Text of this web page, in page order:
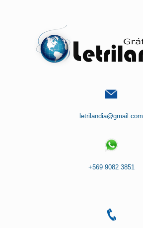
letrilandia@gmail.com
+569 9082 3851